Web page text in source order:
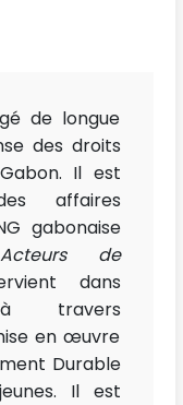
de longue
des droits
Il est
affaires
gabonaise
de
dans
travers
en œuvre
Durable
Il est